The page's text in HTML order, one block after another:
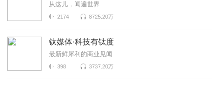
从这儿，闻遍世界
2174 8725.20万
钛媒体·科技有钛度
最新鲜犀利的商业见闻
398 3737.20万